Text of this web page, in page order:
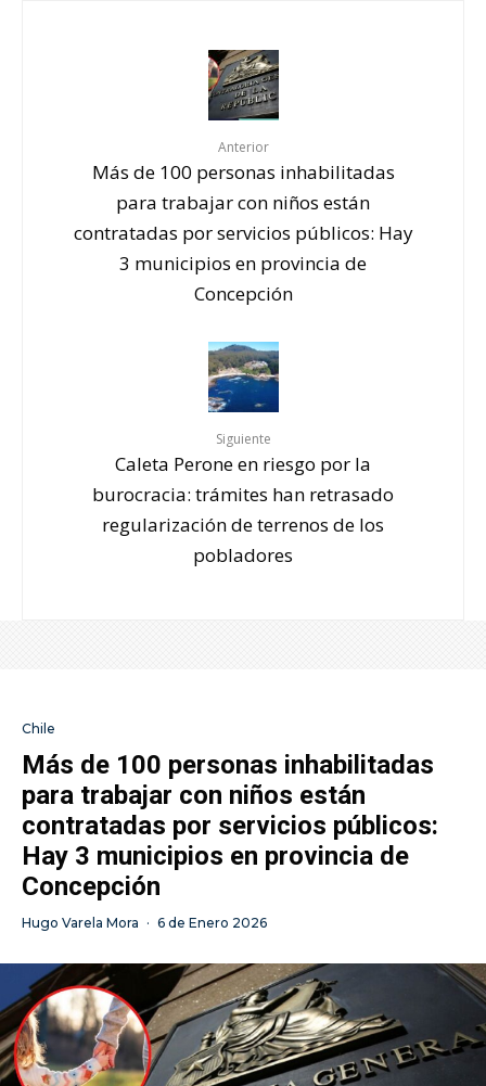
Anterior
Más de 100 personas inhabilitadas
para trabajar con niños están
contratadas por servicios públicos: Hay
3 municipios en provincia de
Concepción
Siguiente
Caleta Perone en riesgo por la
burocracia: trámites han retrasado
regularización de terrenos de los
pobladores
Chile
Más de 100 personas inhabilitadas
para trabajar con niños están
contratadas por servicios públicos:
Hay 3 municipios en provincia de
Concepción
Hugo Varela Mora · 6 de Enero 2026